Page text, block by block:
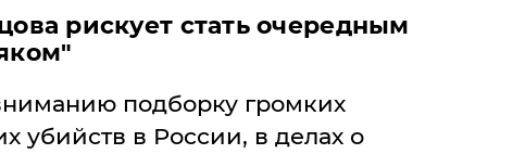
рискует стать очередным
подборку громких
убийств в России, в делах о